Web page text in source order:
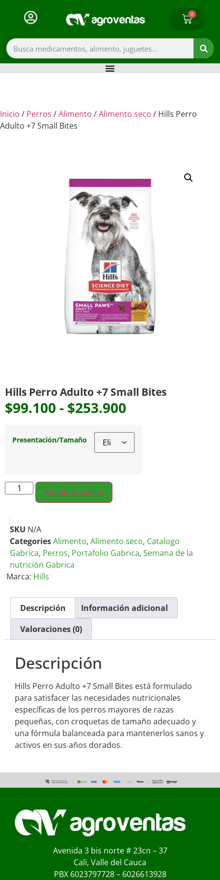
0
Inicio / Perros /Alimento /Alimento seco / Hills Perro
Adulto +7 Small Bites
Hills Perro Adulto +7 Small Bites
$99.100 - $253.900
Presentación/Tamaño
Añadir al carrito
SKU N/A
CategoriesAlimento, Alimento seco, Catalogo
Gabrica, Perros, Portafolio Gabrica, Semana de la
nutrición Gabrica
Marca: Hills
Descripción
Información adicional
Valoraciones (0)
Descripción
Hills Perro Adulto +7 Small Bites está formulado
para satisfacer las necesidades nutricionales
específicas de los perros mayores de razas
pequeñas, con croquetas de tamaño adecuado y
una fórmula balanceada para mantenerlos sanos y
activos en sus años dorados.
Avenida 3 bis norte # 23cn – 37
Cali, Valle del Cauca
PBX 6023797728 – 6026613928